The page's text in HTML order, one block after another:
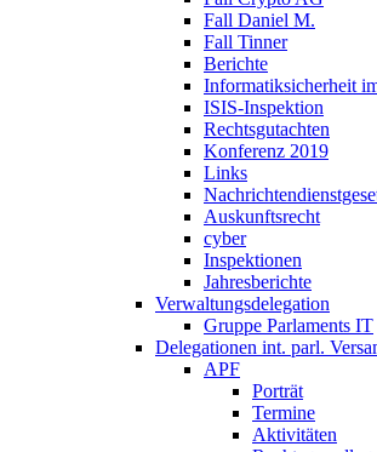
Fall Daniel M.
Fall Tinner
Berichte
Informatiksicherheit
ISIS-Inspektion
Rechtsgutachten
Konferenz 2019
Links
Auskunftsrecht
cyber
Inspektionen
Jahresberichte
Verwaltungsdelegation
Gruppe Parlaments IT
Delegationen int. parl.
APF
Porträt
Termine
Aktivitäten